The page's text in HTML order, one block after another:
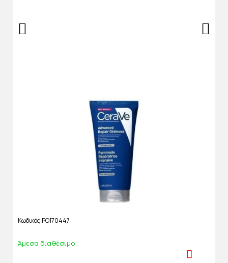
Κωδικός PO170447
Άμεσα διαθέσιμο